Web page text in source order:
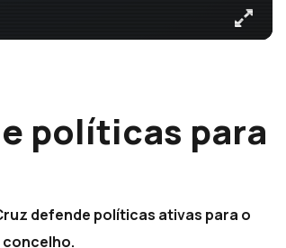
políticas para
defende políticas ativas para o
concelho.